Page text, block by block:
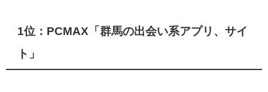
1位：PCMAX 「群馬の出会い系アプリ、サイ
ト」